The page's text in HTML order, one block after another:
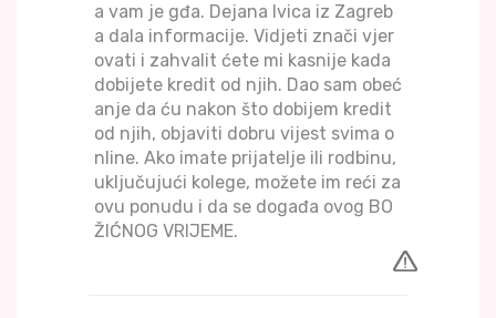
a vam je gđa. Dejana Ivica iz Zagreb
a dala informacije. Vidjeti znači vjer
ovati i zahvalit ćete mi kasnije kada
dobijete kredit od njih. Dao sam obeć
anje da ću nakon što dobijem kredit
od njih, objaviti dobru vijest svima o
nline. Ako imate prijatelje ili rodbinu,
uključujući kolege, možete im reći za
ovu ponudu i da se događa ovog BO
ŽIĆNOG VRIJEME.